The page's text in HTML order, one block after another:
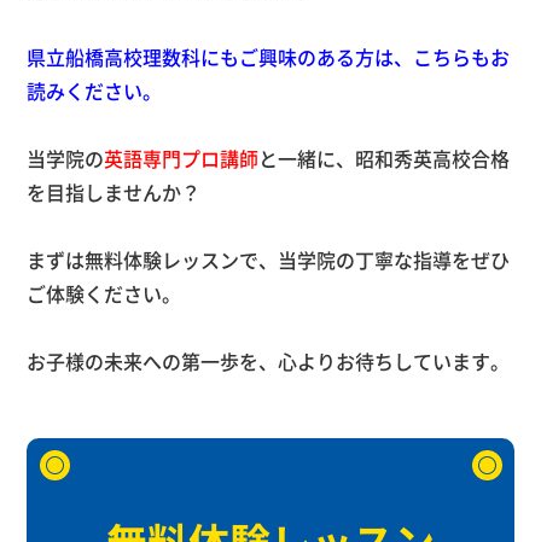
県立船橋高校理数科にもご興味のある方は、こちらもお
読みください。
当学院の英語専門プロ講師と一緒に、昭和秀英高校合格
を目指しませんか？
まずは無料体験レッスンで、当学院の丁寧な指導をぜひ
ご体験ください。
お子様の未来への第一歩を、心よりお待ちしています。